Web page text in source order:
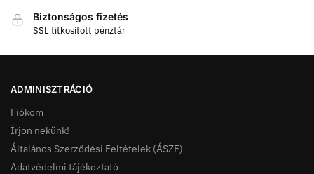
Biztonságos fizetés
SSL titkosított pénztár
ADMINISZTRÁCIÓ
Fiókom
Írjon nekünk!
Általános Szerződési Feltételek (ÁSZF)
Adatvédelmi tájékoztató